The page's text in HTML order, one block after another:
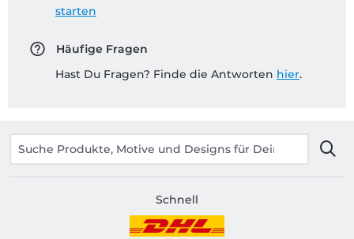
starten
Häufige Fragen
Hast Du Fragen? Finde die Antworten hier.
Schnell